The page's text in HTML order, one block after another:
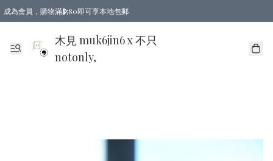
成為會員，購物滿$580即可享本地包郵
亞洲地區買滿$780包郵，歐美地區買滿$980包郵
木見 muk6jin6 x 不只
notonly,